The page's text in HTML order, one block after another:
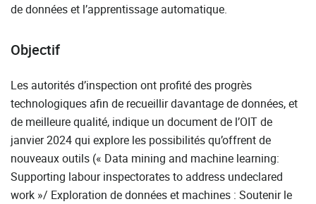
de données et l’apprentissage automatique.
Objectif
Les autorités d’inspection ont profité des progrès
technologiques afin de recueillir davantage de données, et
de meilleure qualité, indique un document de l’OIT de
janvier 2024 qui explore les possibilités qu’offrent de
nouveaux outils (« Data mining and machine learning:
Supporting labour inspectorates to address undeclared
work »/ Exploration de données et machines : Soutenir le